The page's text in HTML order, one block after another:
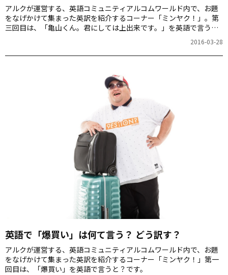
アルクが運営する、英語コミュニティアルコムワールド内で、お題
をなげかけて集まった英訳を紹介するコーナー「ミンヤク！」。第
三回目は、「亀山くん。君にしては上出来です。」を英語で言う
2016-03-28
英語で「爆買い」は何て言う？ どう訳す？
アルクが運営する、英語コミュニティアルコムワールド内で、お題
をなげかけて集まった英訳を紹介するコーナー「ミンヤク！」第一
回目は、「爆買い」を英語で言うと？です。